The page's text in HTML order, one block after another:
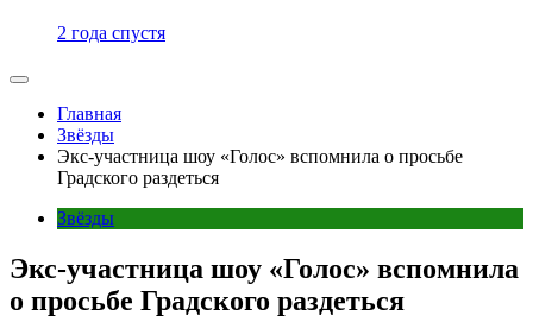
2 года спустя
Главная
Звёзды
Экс-участница шоу «Голос» вспомнила о просьбе
Градского раздеться
Звёзды
Экс-участница шоу «Голос» вспомнила
о просьбе Градского раздеться